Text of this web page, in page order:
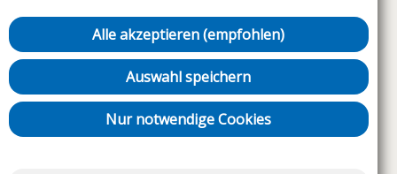
Alle akzeptieren (empfohlen)
Auswahl speichern
Nur notwendige Cookies